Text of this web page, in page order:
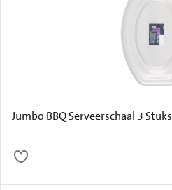
Jumbo BBQ Serveerschaal 3 Stuks